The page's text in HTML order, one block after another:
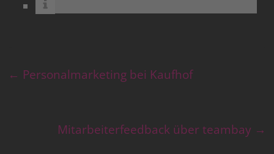
← Personalmarketing bei Kaufhof
Mitarbeiterfeedback über teambay →